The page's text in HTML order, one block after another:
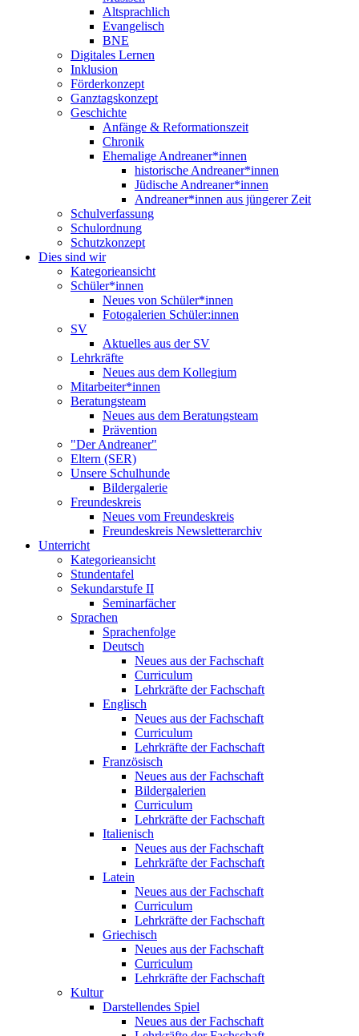
Altsprachlich
Evangelisch
BNE
Digitales Lernen
Inklusion
Förderkonzept
Ganztagskonzept
Geschichte
Anfänge & Reformationszeit
Chronik
Ehemalige Andreaner*innen
historische Andreaner*innen
Jüdische Andreaner*innen
Andreaner*innen aus jüngerer Zeit
Schulverfassung
Schulordnung
Schutzkonzept
Dies sind wir
Kategorieansicht
Schüler*innen
Neues von Schüler*innen
Fotogalerien Schüler:innen
SV
Aktuelles aus der SV
Lehrkräfte
Neues aus dem Kollegium
Mitarbeiter*innen
Beratungsteam
Neues aus dem Beratungsteam
Prävention
"Der Andreaner"
Eltern (SER)
Unsere Schulhunde
Bildergalerie
Freundeskreis
Neues vom Freundeskreis
Freundeskreis Newsletterarchiv
Unterricht
Kategorieansicht
Stundentafel
Sekundarstufe II
Seminarfächer
Sprachen
Sprachenfolge
Deutsch
Neues aus der Fachschaft
Curriculum
Lehrkräfte der Fachschaft
Englisch
Neues aus der Fachschaft
Curriculum
Lehrkräfte der Fachschaft
Französisch
Neues aus der Fachschaft
Bildergalerien
Curriculum
Lehrkräfte der Fachschaft
Italienisch
Neues aus der Fachschaft
Lehrkräfte der Fachschaft
Latein
Neues aus der Fachschaft
Curriculum
Lehrkräfte der Fachschaft
Griechisch
Neues aus der Fachschaft
Curriculum
Lehrkräfte der Fachschaft
Kultur
Darstellendes Spiel
Neues aus der Fachschaft